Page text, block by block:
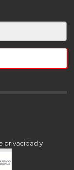
privacidad y